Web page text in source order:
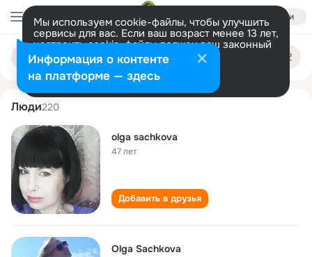
Войти
Мы используем cookie-файлы, чтобы улучшить
сервисы для вас. Если ваш возраст менее 13 лет,
настроить cookie-файлы должен ваш законный
представитель. Больше информации
Разрешить все Настроить
Поиск
людям
olga sachkova
Люди220
olga sachkova
47 лет
Добавить в друзья
Olga Sachkova
Информация о контенте
на платформе — здесь